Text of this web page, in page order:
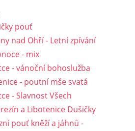
pouť
nad Ohří - Letní zpívání
- mix
- vánoční bohoslužba
- poutní mše svatá
- Slavnost Všech
a Libotenice Dušičky
pouť kněží a jáhnů -